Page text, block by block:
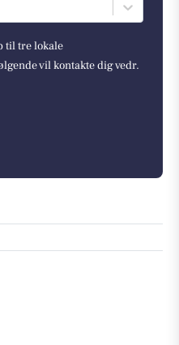
til tre lokale
vil kontakte dig vedr.